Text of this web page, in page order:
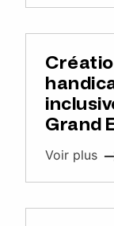
Grand
Voir plus